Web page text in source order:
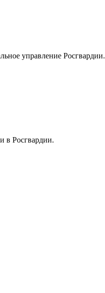
управление Росгвардии.
в Росгвардии.